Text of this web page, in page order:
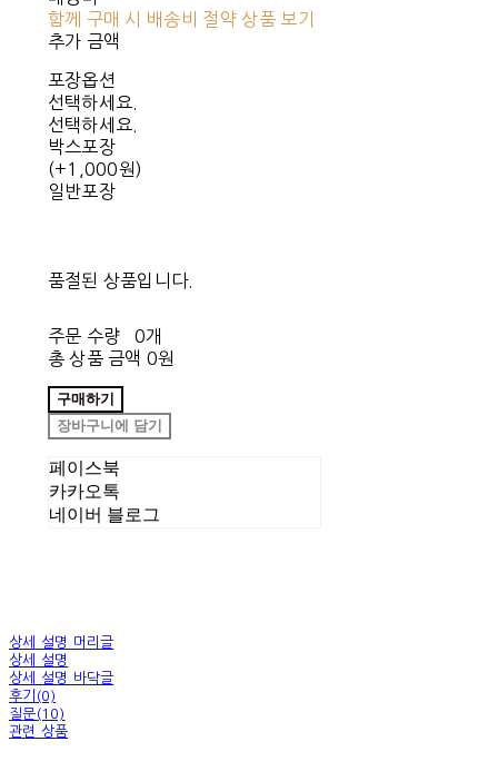
함께 구매 시 배송비 절약 상품 보기
추가 금액
포장옵션
선택하세요.
선택하세요.
박스포장
(+1,000원)
일반포장
품절된 상품입니다.
주문 수량
0개
총 상품 금액 0원
구매하기
장바구니에 담기
페이스북
카카오톡
네이버 블로그
상세 설명 머리글
상세 설명
상세 설명 바닥글
후기(0)
질문(10)
관련 상품